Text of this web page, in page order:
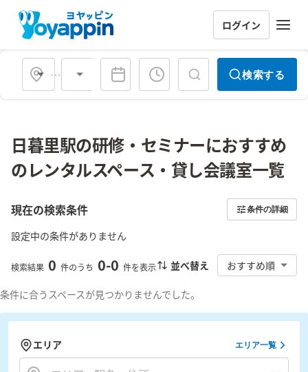
ログイン
会場タイプ 検索する
日暮里駅の研修・セミナーにおすすめ
のレンタルスペース・貸し会議室一覧
現在の検索条件 条件の詳細
設定中の条件がありません
検索結果 0 件のうち 0-0 件を表示 並べ替え おすすめ順
条件に合うスペースが見つかりませんでした。
エリア エリア一覧